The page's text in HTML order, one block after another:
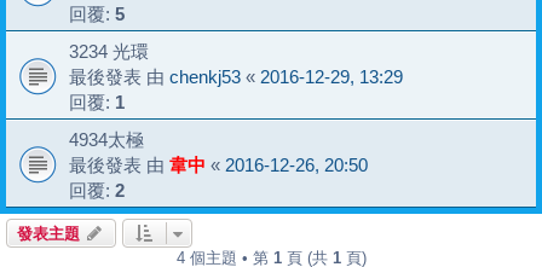
回覆: 5
3234 光環
最後發表 由 chenkj53 « 2016-12-29, 13:29
回覆: 1
4934太極
最後發表 由 韋中 « 2016-12-26, 20:50
回覆: 2
發表主題
4 個主題 • 第 1頁 (共 1頁)